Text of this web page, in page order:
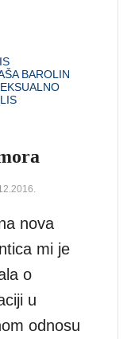
BAROLIN
nova
mi je
o
u
odnosu